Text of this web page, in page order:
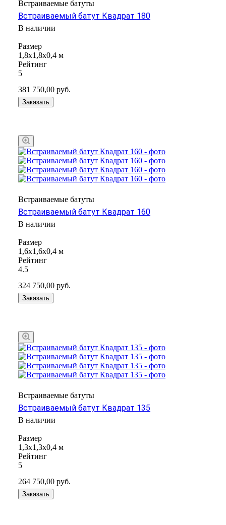
Встраиваемые батуты
Встраиваемый батут Квадрат 180
В наличии
Размер
1,8x1,8х0,4 м
Рейтинг
5
381 750,00 руб.
Заказать
Встраиваемые батуты
Встраиваемый батут Квадрат 160
В наличии
Размер
1,6x1,6х0,4 м
Рейтинг
4.5
324 750,00 руб.
Заказать
Встраиваемые батуты
Встраиваемый батут Квадрат 135
В наличии
Размер
1,3x1,3х0,4 м
Рейтинг
5
264 750,00 руб.
Заказать